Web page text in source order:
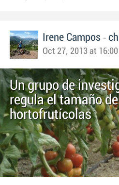
Irene Campos -
Oct 27, 2013 at 16:00
Un grupo de
regula el tamaño
hortofrutícolas